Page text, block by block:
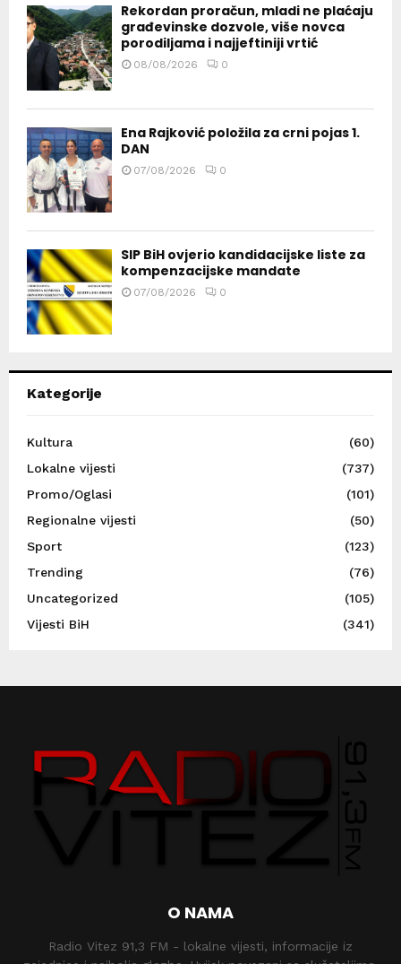
Rekordan proračun, mladi ne plaćaju
građevinske dozvole, više novca
porodiljama i najjeftiniji vrtić
08/08/2026 0
Ena Rajković položila za crni pojas 1.
DAN
07/08/2026 0
SIP BiH ovjerio kandidacijske liste za
kompenzacijske mandate
07/08/2026 0
Kategorije
Kultura
(60)
Lokalne vijesti
(737)
Promo/Oglasi
(101)
Regionalne vijesti
(50)
Sport
(123)
Trending
(76)
Uncategorized
(105)
Vijesti BiH
(341)
O NAMA
Radio Vitez 91,3 FM - lokalne vijesti, informacije iz